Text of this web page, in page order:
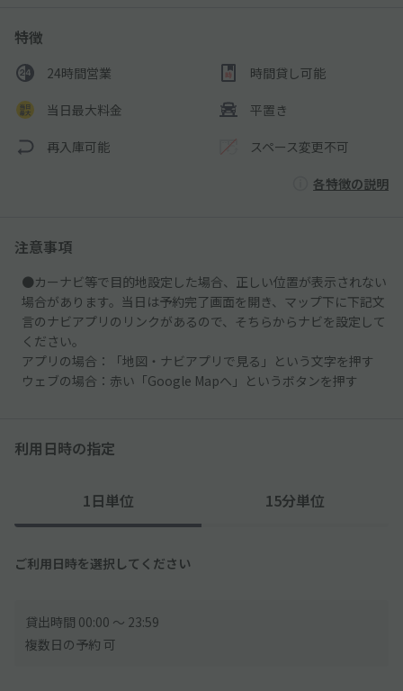
特徴
24時間営業 時間貸し可能
当日最大料金 平置き
再入庫可能 スペース変更不可
各特徴の説明
注意事項
●カーナビ等で目的地設定した場合、正しい位置が表示されない
場合があります。当日は予約完了画面を開き、マップ下に下記文
言のナビアプリのリンクがあるので、そちらからナビを設定して
ください。
アプリの場合：「地図・ナビアプリで見る」という文字を押す
ウェブの場合：赤い「Google Mapへ」というボタンを押す
利用日時の指定
1日単位 15分単位
ご利用日時を選択してください
貸出時間 00:00 〜 23:59
複数日の予約 可